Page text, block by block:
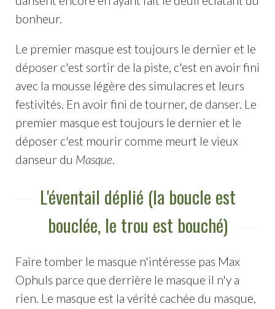
bonheur.
Le premier masque est toujours le dernier et le
déposer c'est sortir de la piste, c'est en avoir fini
avec la mousse légère des simulacres et leurs
festivités. En avoir fini de tourner, de danser. Le
premier masque est toujours le dernier et le
déposer c'est mourir comme meurt le vieux
danseur du Masque.
L'éventail déplié (la boucle est
bouclée, le trou est bouché)
Faire tomber le masque n'intéresse pas Max
Ophuls parce que derrière le masque il n'y a
rien. Le masque est la vérité cachée du masque,